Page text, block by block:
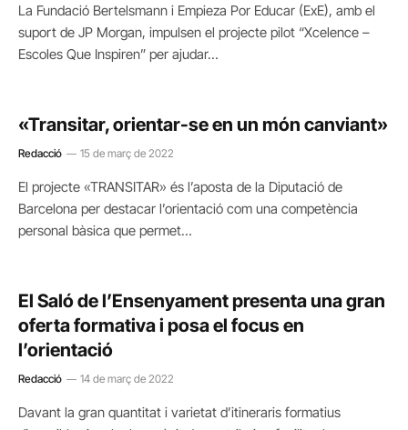
La Fundació Bertelsmann i Empieza Por Educar (ExE), amb el
suport de JP Morgan, impulsen el projecte pilot “Xcelence –
Escoles Que Inspiren” per ajudar…
«Transitar, orientar-se en un món canviant»
Redacció 15 de març de 2022
El projecte «TRANSITAR» és l’aposta de la Diputació de
Barcelona per destacar l’orientació com una competència
personal bàsica que permet…
El Saló de l’Ensenyament presenta una gran
oferta formativa i posa el focus en
l’orientació
Redacció 14 de març de 2022
Davant la gran quantitat i varietat d’itineraris formatius